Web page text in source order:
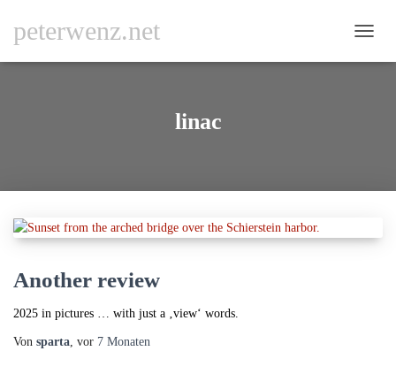
peterwenz.net
linac
Another review
2025 in pictures … with just a ‚view‘ words.
Von sparta , vor 7 Monaten